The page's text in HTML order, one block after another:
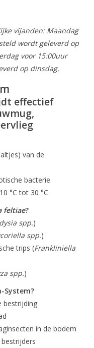
vijanden: Maandag
wordt geleverd op
voor 15:00uur
op dinsdag.
effectief
van de
bacterie
°C tot 30 °C
feltiae?
spp.)
spp.)
trips (Frankliniella
spp.)
System?
bestrijding
in de bodem